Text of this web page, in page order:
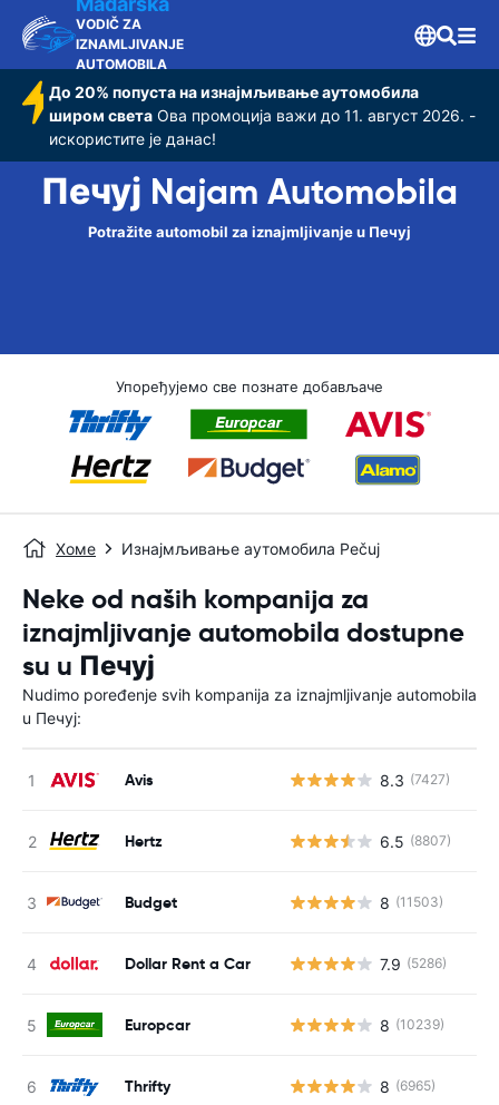
VODIČ ZA
IZNAMLJIVANJE
AUTOMOBILA
До 20% попуста на изнајмљивање аутомобила
широм света Ова промоција важи до 11. август 2026. -
искористите је данас!
Печуј Najam Automobila
Potražite automobil za iznajmljivanje u Печуј
Упоређујемо све познате добављаче
Хоме Изнајмљивање аутомобила Pečuj
Neke od naših kompanija za
iznajmljivanje automobila dostupne
su u Печуј
Nudimo poređenje svih kompanija za iznajmljivanje automobila
u Печуј:
Avis 8.3 (7427)
Hertz 6.5 (8807)
Budget 8 (11503)
Dollar Rent a Car 7.9 (5286)
Europcar 8 (10239)
Thrifty 8 (6965)